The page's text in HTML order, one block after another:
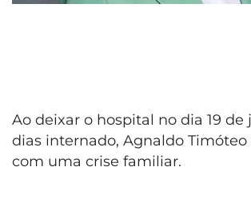
Ao deixar o hospital no dia 19 de
dias internado, Agnaldo Timóteo
com uma crise familiar.